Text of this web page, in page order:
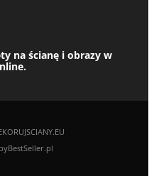
na ścianę i obrazy w